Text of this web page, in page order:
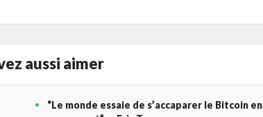
aussi aimer
“Le monde essaie de s’accaparer le Bitcoin en